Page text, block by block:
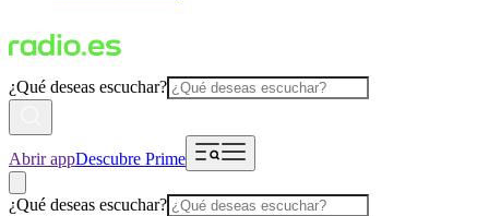
¿Qué deseas escuchar?
Abrir appDescubre Prime
¿Qué deseas escuchar?